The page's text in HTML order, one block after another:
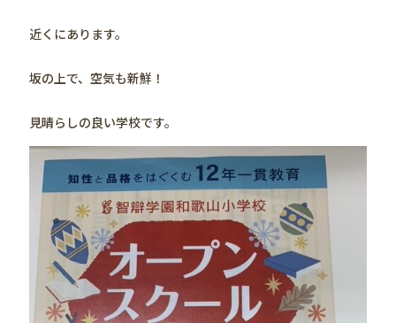
近くにあります。
坂の上で、空気も新鮮！
見晴らしの良い学校です。